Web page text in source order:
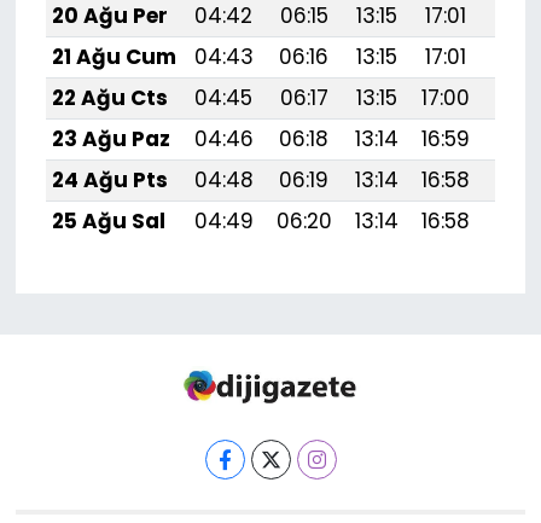
20 Ağu Per
04:42 06:15 13:15 17:01
21 Ağu Cum
04:43 06:16 13:15 17:01
22 Ağu Cts
04:45 06:17 13:15 17:00
23 Ağu Paz
04:46 06:18 13:14 16:59
24 Ağu Pts
04:48 06:19 13:14 16:58
25 Ağu Sal
04:49 06:20 13:14 16:58